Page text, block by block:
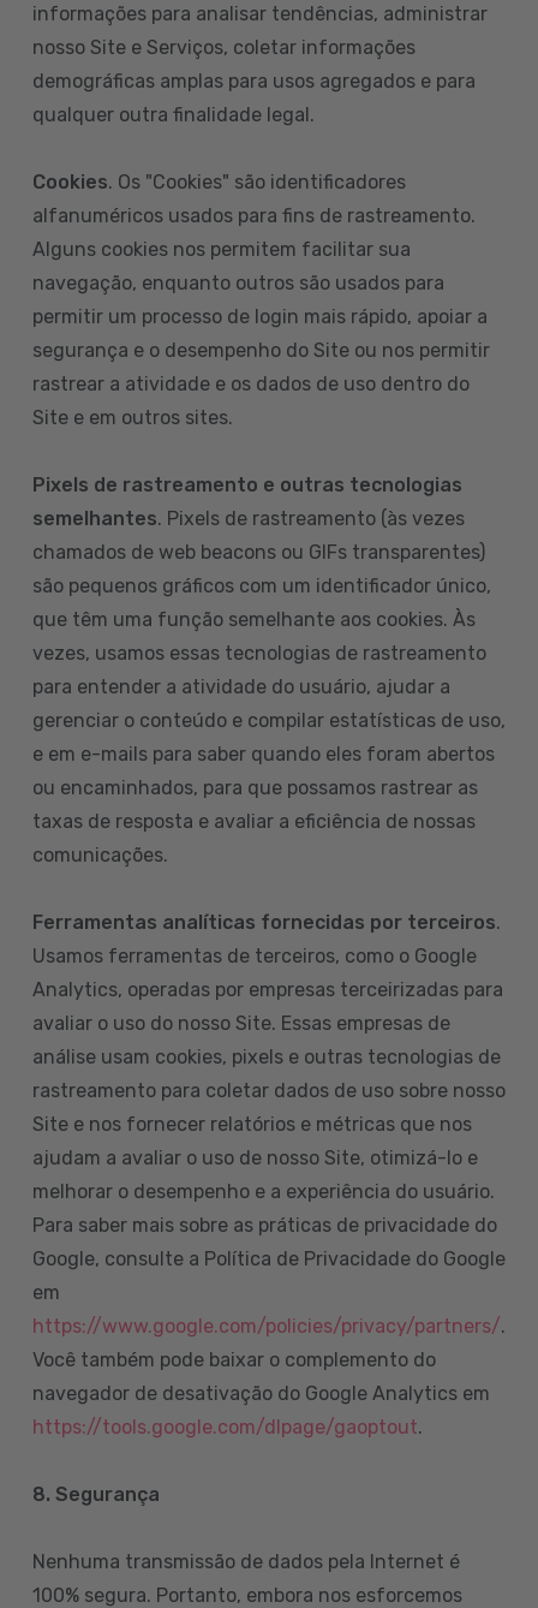
informações para analisar tendências, administrar
nosso Site e Serviços, coletar informações
demográficas amplas para usos agregados e para
qualquer outra finalidade legal.
Cookies. Os "Cookies" são identificadores
alfanuméricos usados para fins de rastreamento.
Alguns cookies nos permitem facilitar sua
navegação, enquanto outros são usados para
permitir um processo de login mais rápido, apoiar a
segurança e o desempenho do Site ou nos permitir
rastrear a atividade e os dados de uso dentro do
Site e em outros sites.
Pixels de rastreamento e outras tecnologias
semelhantes. Pixels de rastreamento (às vezes
chamados de web beacons ou GIFs transparentes)
são pequenos gráficos com um identificador único,
que têm uma função semelhante aos cookies. Às
vezes, usamos essas tecnologias de rastreamento
para entender a atividade do usuário, ajudar a
gerenciar o conteúdo e compilar estatísticas de uso,
e em e-mails para saber quando eles foram abertos
ou encaminhados, para que possamos rastrear as
taxas de resposta e avaliar a eficiência de nossas
comunicações.
Ferramentas analíticas fornecidas por terceiros.
Usamos ferramentas de terceiros, como o Google
Analytics, operadas por empresas terceirizadas para
avaliar o uso do nosso Site. Essas empresas de
análise usam cookies, pixels e outras tecnologias de
rastreamento para coletar dados de uso sobre nosso
Site e nos fornecer relatórios e métricas que nos
ajudam a avaliar o uso de nosso Site, otimizá-lo e
melhorar o desempenho e a experiência do usuário.
Para saber mais sobre as práticas de privacidade do
Google, consulte a Política de Privacidade do Google
em
https://www.google.com/policies/privacy/partners/.
Você também pode baixar o complemento do
navegador de desativação do Google Analytics em
https://tools.google.com/dlpage/gaoptout.
8. Segurança
Nenhuma transmissão de dados pela Internet é
100% segura. Portanto, embora nos esforcemos